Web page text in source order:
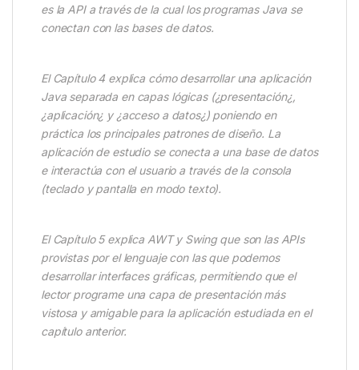
es la API a través de la cual los programas Java se
conectan con las bases de datos.
El Capítulo 4 explica cómo desarrollar una aplicación
Java separada en capas lógicas (¿presentación¿,
¿aplicación¿ y ¿acceso a datos¿) poniendo en
práctica los principales patrones de diseño. La
aplicación de estudio se conecta a una base de datos
e interactúa con el usuario a través de la consola
(teclado y pantalla en modo texto).
El Capítulo 5 explica AWT y Swing que son las APIs
provistas por el lenguaje con las que podemos
desarrollar interfaces gráficas, permitiendo que el
lector programe una capa de presentación más
vistosa y amigable para la aplicación estudiada en el
capítulo anterior.